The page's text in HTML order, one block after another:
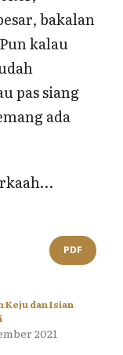
bakalan
kalau
pas siang
ada
PDF
Keju dan Isian
2021